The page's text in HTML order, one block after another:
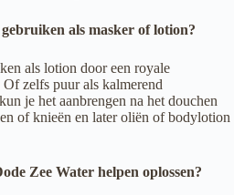
als masker of lotion?
als lotion door een royale
zelfs puur als kalmerend
je het aanbrengen na het douchen
of knieën en later oliën of bodylotion
Zee Water helpen oplossen?